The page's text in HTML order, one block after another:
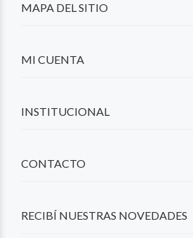
RECIBÍ NUESTRAS NOVEDADES
MAPA DEL SITIO
MI CUENTA
INSTITUCIONAL
CONTACTO